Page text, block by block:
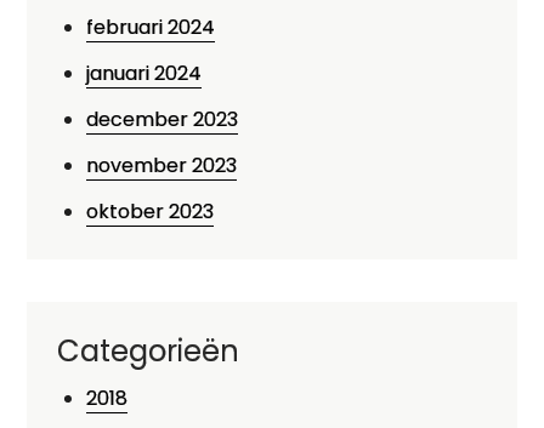
februari 2024
januari 2024
december 2023
november 2023
oktober 2023
Categorieën
2018